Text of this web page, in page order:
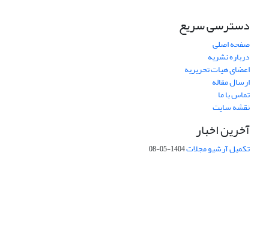
دسترسی سریع
صفحه اصلی
درباره نشریه
اعضای هیات تحریریه
ارسال مقاله
تماس با ما
نقشه سایت
آخرین اخبار
تکمیل آرشیو مجلات1404-05-08